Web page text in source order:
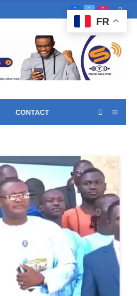
Facebook
X
(Twitter)
CONTACT
FR